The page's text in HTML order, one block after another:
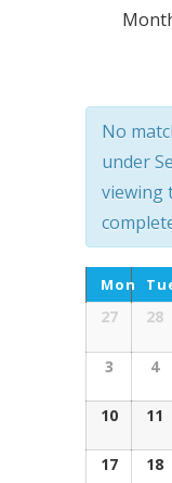
No
under
viewing
of
Calendar
Events
Mon
27 28
3 4
10 11
17 18